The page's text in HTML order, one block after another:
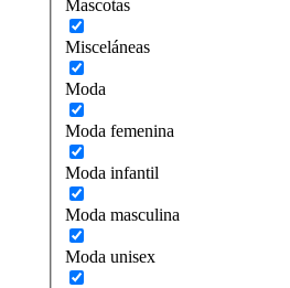
Mascotas
Misceláneas
Moda
Moda femenina
Moda infantil
Moda masculina
Moda unisex